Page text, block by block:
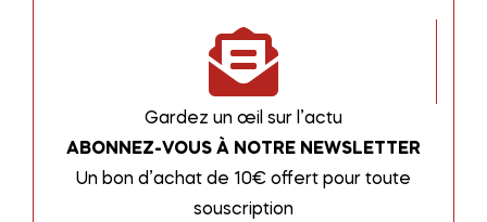
Gardez un œil sur l’actu
ABONNEZ-VOUS À NOTRE NEWSLETTER
Un bon d’achat de 10€ offert pour toute
souscription